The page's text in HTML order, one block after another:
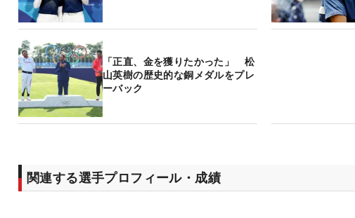
「正直、金を獲りたかった」 松
山英樹の歴史的な銅メダルをプレ
ーバック
関連する選手プロフィール・成績